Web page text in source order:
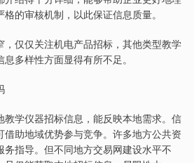
的审核机制，以此保证信息质量。
仅仅关注机电产品招标，其他类型教学
多样性方面显得有所不足。
学仪器招标信息，能反映本地需求。信
借助地域优势参与竞争。许多地方公共资
指导。但不同地方交易网建设水平不